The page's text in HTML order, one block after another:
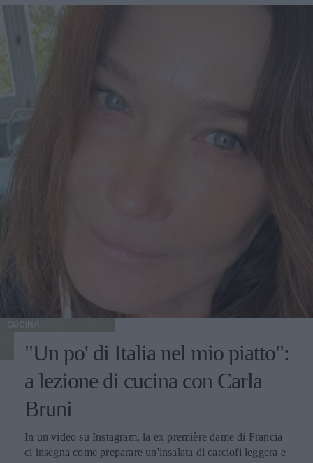
CUCINA
"Un po' di Italia nel mio piatto":
a lezione di cucina con Carla
Bruni
In un video su Instagram, la ex première dame di Francia
ci insegna come preparare un'insalata di carciofi leggera e